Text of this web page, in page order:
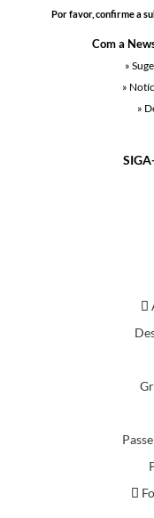
Por favor, confirme a
Com a
»
»
»